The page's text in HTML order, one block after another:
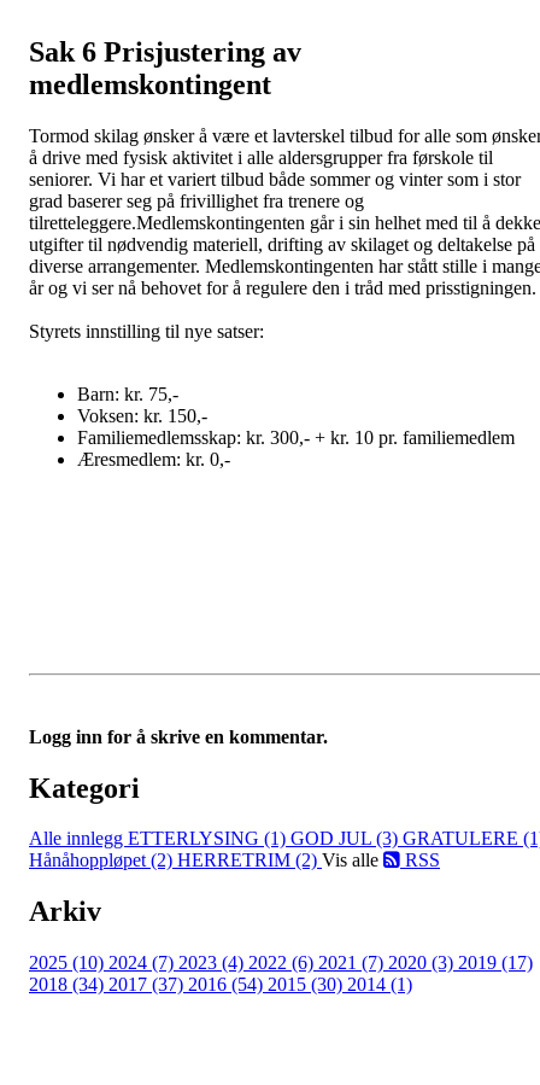
Sak 6 Prisjustering av
medlemskontingent
Tormod skilag ønsker å være et lavterskel tilbud for alle som
å drive med fysisk aktivitet i alle aldersgrupper fra førskole til
seniorer. Vi har et variert tilbud både sommer og vinter som i stor
grad baserer seg på frivillighet fra trenere og
tilretteleggere.Medlemskontingenten går i sin helhet med til å dekke
utgifter til nødvendig materiell, drifting av skilaget og deltakelse på
diverse arrangementer. Medlemskontingenten har stått stille i
år og vi ser nå behovet for å regulere den i tråd med prisstigningen.
Styrets innstilling til nye satser:
Barn: kr. 75,-
Voksen: kr. 150,-
Familiemedlemsskap: kr. 300,- + kr. 10 pr. familiemedlem
Æresmedlem: kr. 0,-
Logg inn for å skrive en kommentar.
Kategori
Alle innlegg ETTERLYSING (1) GOD JUL (3) GRATULERE
Hånåhoppløpet (2) HERRETRIM (2) Vis alle RSS
Arkiv
2025 (10) 2024 (7) 2023 (4) 2022 (6) 2021 (7) 2020 (3) 2019 (17)
2018 (34) 2017 (37) 2016 (54) 2015 (30) 2014 (1)